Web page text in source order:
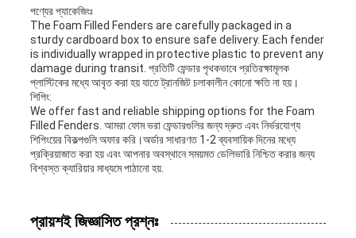
পণ্যের প্যাকেজিংঃ
The Foam Filled Fenders are carefully packaged in a
sturdy cardboard box to ensure safe delivery. Each fender
is individually wrapped in protective plastic to prevent any
damage during transit. প্রতিটি ফেন্ডার পৃথকভাবে প্রতিরক্ষামূলক
প্লাস্টিকের মধ্যে আবৃত করা হয় যাতে ট্রানজিট চলাকালীন কোনো ক্ষতি না হয়।
শিপিং:
We offer fast and reliable shipping options for the Foam
Filled Fenders. আমরা ফোম ভরা ফেন্ডারগুলির জন্য দ্রুত এবং নির্ভরযোগ্য
শিপিংয়ের বিকল্পগুলি অফার করি।অর্ডার সাধারণত 1-2 ব্যবসায়িক দিনের মধ্যে
প্রক্রিয়াজাত করা হয় এবং আপনার অবস্থানে সময়মত ডেলিভারি নিশ্চিত করার জন্য
বিশ্বস্ত ক্যারিয়ার মাধ্যমে পাঠানো হয়.
প্রায়শই জিজ্ঞাসিত প্রশ্নঃ